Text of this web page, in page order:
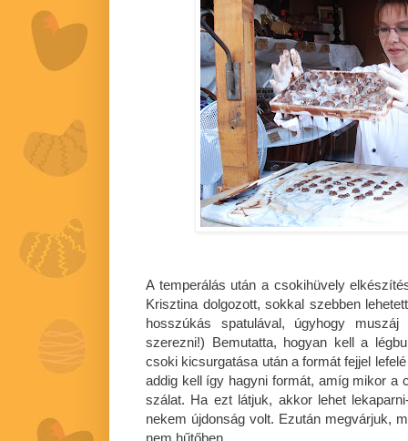
A temperálás után a csokihüvely
Krisztina dolgozott, sokkal szebben
hosszúkás spatulával, úgyhogy
szerezni!) Bemutatta, hogyan kell a
csoki kicsurgatása után a formát fejjel
addig kell így hagyni formát, amíg mikor a
szálat. Ha ezt látjuk, akkor lehet
nekem újdonság volt. Ezután megvárjuk,
nem hűtőben.